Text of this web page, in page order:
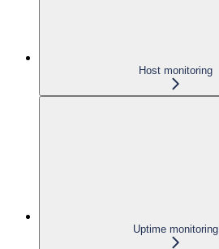
Host monitoring
Uptime monitoring